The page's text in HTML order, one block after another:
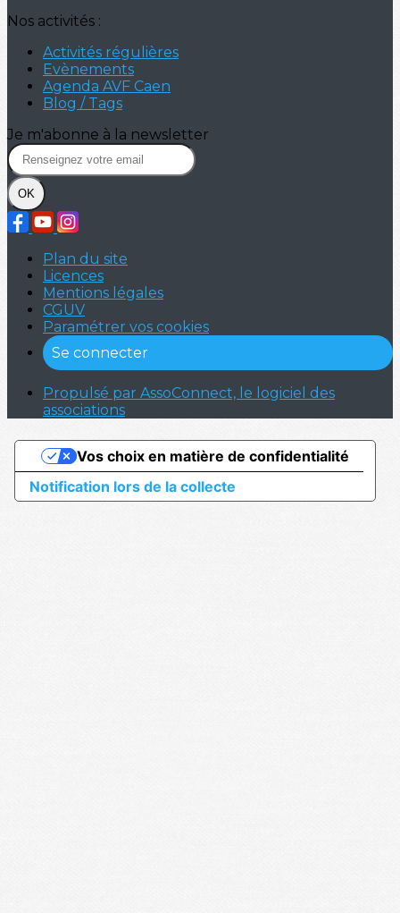
Nos activités :
Activités régulières
Evènements
Agenda AVF Caen
Blog / Tags
Je m'abonne à la newsletter
OK
Plan du site
Licences
Mentions légales
CGUV
Paramétrer vos cookies
Se connecter
Propulsé par AssoConnect, le logiciel des
associations
Notification lors de la collecte
Vos choix en matière de confidentialité